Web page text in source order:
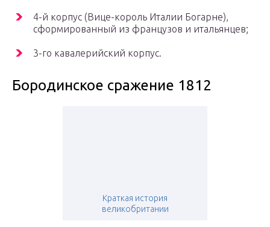
4-й корпус (Вице-король Италии Богарне),
сформированный из французов и итальянцев;
3-го кавалерийский корпус.
Бородинское сражение 1812
Краткая история
великобритании